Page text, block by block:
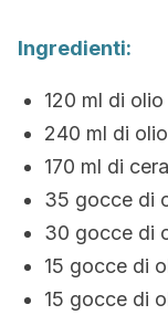
Ingredienti:
120 ml di olio
240 ml di
170 ml di
35 gocce di
30 gocce di
15 gocce di
15 gocce di